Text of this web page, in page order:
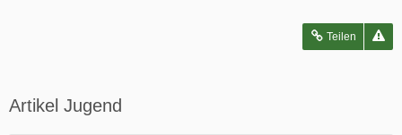
Teilen
Artikel Jugend